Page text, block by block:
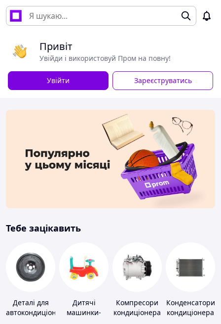
Привіт
Увійди і використовуй Пром на повну!
Увійти Зареєструватись
Тебе зацікавить
Деталі для
автокондиціонерів
Дитячі
машинки-
Компресори
кондиціонера
Конденсатори
кондиціонера